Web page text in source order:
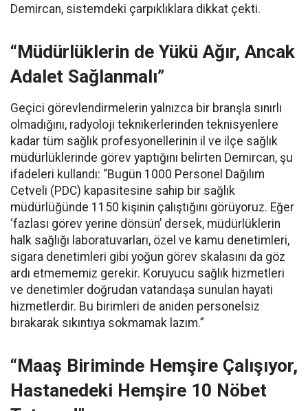
Demircan, sistemdeki çarpıklıklara dikkat çekti.
“Müdürlüklerin de Yükü Ağır, Ancak
Adalet Sağlanmalı”
Geçici görevlendirmelerin yalnızca bir branşla sınırlı
olmadığını, radyoloji teknikerlerinden teknisyenlere
kadar tüm sağlık profesyonellerinin il ve ilçe sağlık
müdürlüklerinde görev yaptığını belirten Demircan, şu
ifadeleri kullandı: “Bugün 1000 Personel Dağılım
Cetveli (PDC) kapasitesine sahip bir sağlık
müdürlüğünde 1150 kişinin çalıştığını görüyoruz. Eğer
‘fazlası görev yerine dönsün’ dersek, müdürlüklerin
halk sağlığı laboratuvarları, özel ve kamu denetimleri,
sigara denetimleri gibi yoğun görev skalasını da göz
ardı etmememiz gerekir. Koruyucu sağlık hizmetleri
ve denetimler doğrudan vatandaşa sunulan hayati
hizmetlerdir. Bu birimleri de aniden personelsiz
bırakarak sıkıntıya sokmamak lazım.”
“Maaş Biriminde Hemşire Çalışıyor,
Hastanedeki Hemşire 10 Nöbet